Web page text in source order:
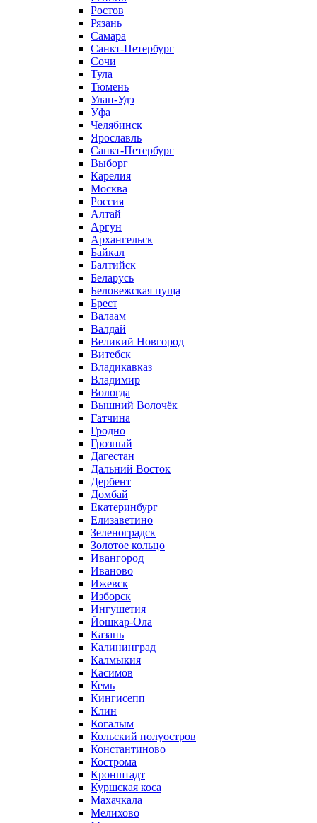
Ростов
Рязань
Самара
Санкт-Петербург
Сочи
Тула
Тюмень
Улан-Удэ
Уфа
Челябинск
Ярославль
Санкт-Петербург
Выборг
Карелия
Москва
Россия
Алтай
Аргун
Архангельск
Байкал
Балтийск
Беларусь
Беловежская пуща
Брест
Валаам
Валдай
Великий Новгород
Витебск
Владикавказ
Владимир
Вологда
Вышний Волочёк
Гатчина
Гродно
Грозный
Дагестан
Дальний Восток
Дербент
Домбай
Екатеринбург
Елизаветино
Зеленоградск
Золотое кольцо
Ивангород
Иваново
Ижевск
Изборск
Ингушетия
Йошкар-Ола
Казань
Калининград
Калмыкия
Касимов
Кемь
Кингисепп
Клин
Когалым
Кольский полуостров
Константиново
Кострома
Кронштадт
Куршская коса
Махачкала
Мелихово